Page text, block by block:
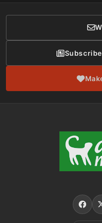
Donor Care